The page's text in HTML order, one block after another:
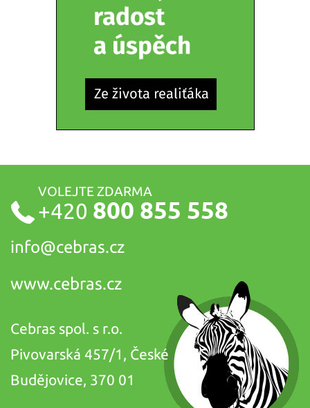
VOLEJTE ZDARMA
+420 800 855 558
info@cebras.cz
www.cebras.cz
Cebras spol. s r.o.
Pivovarská 457/1, České
Budějovice, 370 01